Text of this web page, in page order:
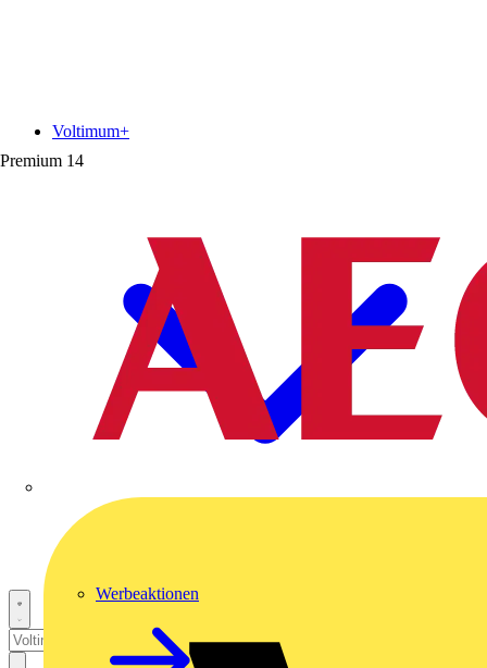
Premium 14
Voltimum+
Werbeaktionen